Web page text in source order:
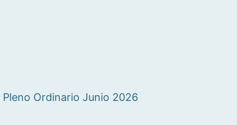
Pleno Ordinario Junio 2026